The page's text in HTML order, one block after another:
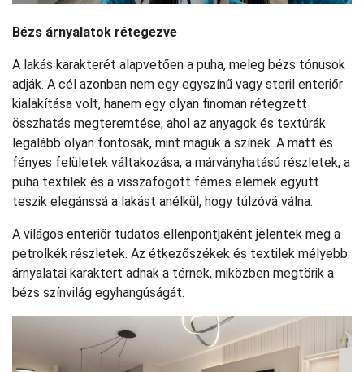
Bézs árnyalatok rétegezve
A lakás karakterét alapvetően a puha, meleg bézs tónusok
adják. A cél azonban nem egy egyszínű vagy steril enteriőr
kialakítása volt, hanem egy olyan finoman rétegzett
összhatás megteremtése, ahol az anyagok és textúrák
legalább olyan fontosak, mint maguk a színek. A matt és
fényes felületek váltakozása, a márványhatású részletek, a
puha textilek és a visszafogott fémes elemek együtt
teszik elegánssá a lakást anélkül, hogy túlzóvá válna.
A világos enteriőr tudatos ellenpontjaként jelentek meg a
petrolkék részletek. Az étkezőszékek és textilek mélyebb
árnyalatai karaktert adnak a térnek, miközben megtörik a
bézs színvilág egyhangúságát.